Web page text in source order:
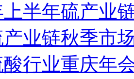
上半年硫产业
产业链秋季市
酸行业重庆年